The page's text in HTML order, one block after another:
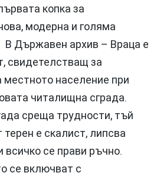
копка за
модерна и голяма
В Държавен архив – Враца е
свидетелстващ за
местното население при
читалищна сграда.
среща трудности, тъй
е скалист, липсва
всичко се прави ръчно.
се включват с